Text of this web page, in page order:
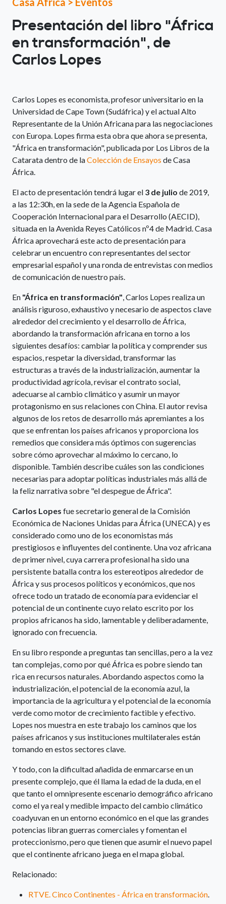
Presentación del libro "África
en transformación", de
Carlos Lopes
Carlos Lopes es economista, profesor universitario en la
Universidad de Cape Town (Sudáfrica) y el actual Alto
Representante de la Unión Africana para las negociaciones
con Europa. Lopes firma esta obra que ahora se presenta,
"África en transformación", publicada por Los Libros de la
Catarata dentro de laColección de Ensayos de Casa
África.
El acto de presentación tendrá lugar el 3 de julio de 2019,
a las 12:30h, en la sede de la Agencia Española de
Cooperación Internacional para el Desarrollo (AECID),
situada en la Avenida Reyes Católicos nº4 de Madrid. Casa
África aprovechará este acto de presentación para
celebrar un encuentro con representantes del sector
empresarial español y una ronda de entrevistas con medios
de comunicación de nuestro país.
En "África en transformación", Carlos Lopes realiza un
análisis riguroso, exhaustivo y necesario de aspectos clave
alrededor del crecimiento y el desarrollo de África,
abordando la transformación africana en torno a los
siguientes desafíos: cambiar la política y comprender sus
espacios, respetar la diversidad, transformar las
estructuras a través de la industrialización, aumentar la
productividad agrícola, revisar el contrato social,
adecuarse al cambio climático y asumir un mayor
protagonismo en sus relaciones con China. El autor revisa
algunos de los retos de desarrollo más apremiantes a los
que se enfrentan los países africanos y proporciona los
remedios que considera más óptimos con sugerencias
sobre cómo aprovechar al máximo lo cercano, lo
disponible. También describe cuáles son las condiciones
necesarias para adoptar políticas industriales más allá de
la feliz narrativa sobre "el despegue de África".
Carlos Lopes fue secretario general de la Comisión
Económica de Naciones Unidas para África (UNECA) y es
considerado como uno de los economistas más
prestigiosos e influyentes del continente. Una voz africana
de primer nivel, cuya carrera profesional ha sido una
persistente batalla contra los estereotipos alrededor de
África y sus procesos políticos y económicos, que nos
ofrece todo un tratado de economía para evidenciar el
potencial de un continente cuyo relato escrito por los
propios africanos ha sido, lamentable y deliberadamente,
ignorado con frecuencia.
En su libro responde a preguntas tan sencillas, pero a la vez
tan complejas, como por qué África es pobre siendo tan
rica en recursos naturales. Abordando aspectos como la
industrialización, el potencial de la economía azul, la
importancia de la agricultura y el potencial de la economía
verde como motor de crecimiento factible y efectivo.
Lopes nos muestra en este trabajo los caminos que los
países africanos y sus instituciones multilaterales están
tomando en estos sectores clave.
Y todo, con la dificultad añadida de enmarcarse en un
presente complejo, que él llama la edad de la duda, en el
que tanto el omnipresente escenario demográfico africano
como el ya real y medible impacto del cambio climático
coadyuvan en un entorno económico en el que las grandes
potencias libran guerras comerciales y fomentan el
proteccionismo, pero que tienen que asumir el nuevo papel
que el continente africano juega en el mapa global.
Relacionado:
RTVE. Cinco Continentes - África en transformación.